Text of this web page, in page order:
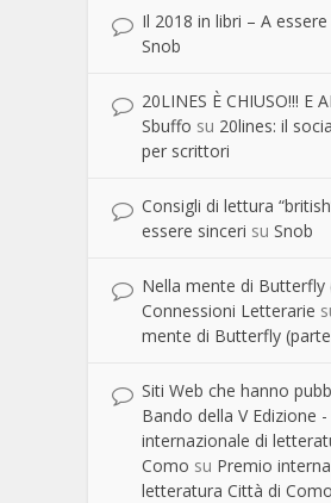
Il 2018 in libri – A
Snob
20LINES È CHIUSO!!! E
Sbuffo su 20lines: il
per scrittori
Consigli di lettura
essere sinceri su Snob
Nella mente di Butterfly
Connessioni Letterarie
mente di Butterfly
Siti Web che hanno
Bando della V Edizione
internazionale di
Como su Premio
letteratura Città di Como